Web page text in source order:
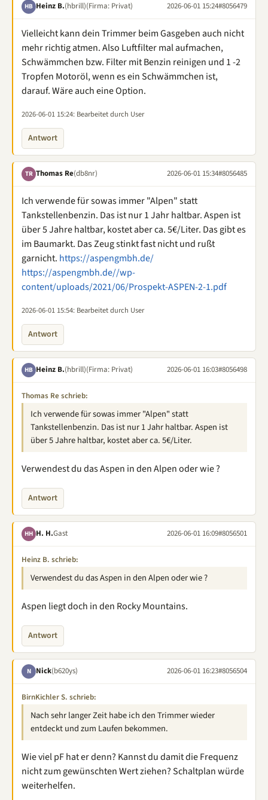
HB Heinz B.(hbrill)(Firma: Privat) 2026-06-01 15:24#8056479
Vielleicht kann dein Trimmer beim Gasgeben auch nicht
mehr richtig atmen. Also Luftfilter mal aufmachen,
Schwämmchen bzw. Filter mit Benzin reinigen und 1 -2
Tropfen Motoröl, wenn es ein Schwämmchen ist,
darauf. Wäre auch eine Option.
2026-06-01 15:24: Bearbeitet durch User
Antwort
TR Thomas Re(db8nr) 2026-06-01 15:34#8056485
Ich verwende für sowas immer "Alpen" statt
Tankstellenbenzin. Das ist nur 1 Jahr haltbar. Aspen ist
über 5 Jahre haltbar, kostet aber ca. 5€/Liter. Das gibt es
im Baumarkt. Das Zeug stinkt fast nicht und rußt
garnicht. https://aspengmbh.de/
https://aspengmbh.de//wp-
content/uploads/2021/06/Prospekt-ASPEN-2-1.pdf
2026-06-01 15:54: Bearbeitet durch User
Antwort
HB Heinz B.(hbrill)(Firma: Privat) 2026-06-01 16:03#8056498
Thomas Re schrieb:
Ich verwende für sowas immer "Alpen" statt
Tankstellenbenzin. Das ist nur 1 Jahr haltbar. Aspen ist
über 5 Jahre haltbar, kostet aber ca. 5€/Liter.
Verwendest du das Aspen in den Alpen oder wie ?
Antwort
HH H. H.Gast 2026-06-01 16:09#8056501
Heinz B. schrieb:
Verwendest du das Aspen in den Alpen oder wie ?
Aspen liegt doch in den Rocky Mountains.
Antwort
N Nick(b620ys) 2026-06-01 16:23#8056504
BirnKichler S. schrieb:
Nach sehr langer Zeit habe ich den Trimmer wieder
entdeckt und zum Laufen bekommen.
Wie viel pF hat er denn? Kannst du damit die Frequenz
nicht zum gewünschten Wert ziehen? Schaltplan würde
weiterhelfen.